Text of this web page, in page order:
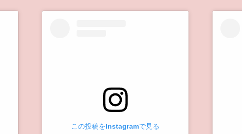
この投稿をInstagramで見る